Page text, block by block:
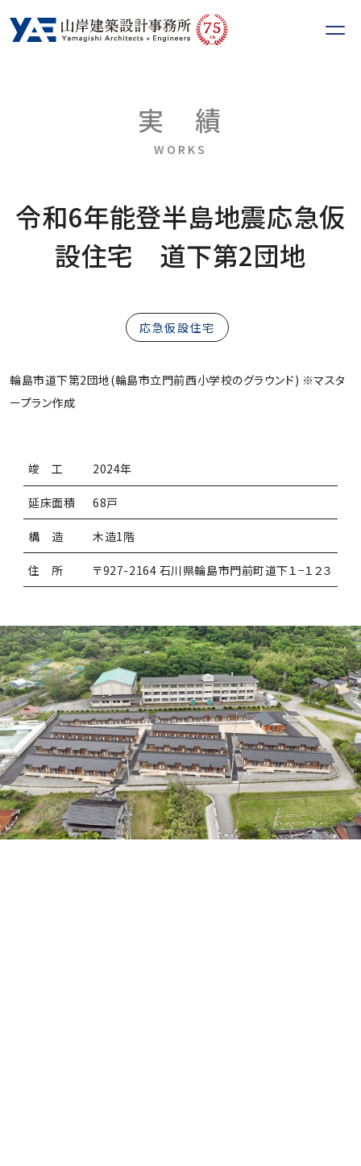
75
th
実 績
WORKS
令和6年能登半島地震応急仮
設住宅 道下第2団地
応急仮設住宅
輪島市道下第2団地(輪島市立門前西小学校のグラウンド) ※マスタ
ープラン作成
竣 工 2024年
延床面積 68戸
構 造 木造1階
住 所 〒927-2164 石川県輪島市門前町道下１−１２３